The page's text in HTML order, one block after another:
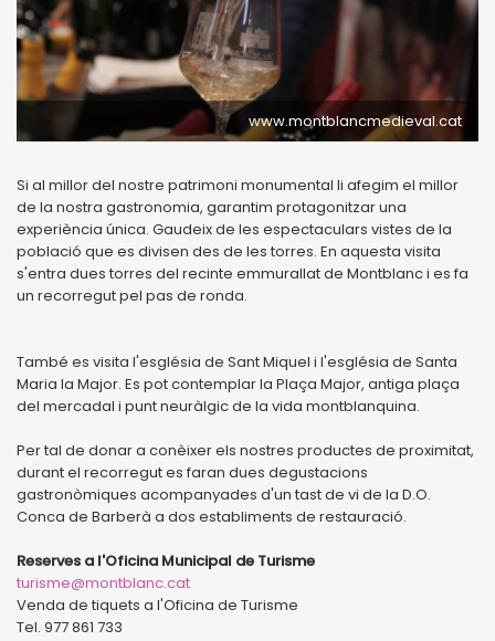
www.montblancmedieval.cat
Si al millor del nostre patrimoni monumental li afegim el millor
de la nostra gastronomia, garantim protagonitzar una
experiència única. Gaudeix de les espectaculars vistes de la
població que es divisen des de les torres. En aquesta visita
s'entra dues torres del recinte emmurallat de Montblanc i es fa
un recorregut pel pas de ronda.
També es visita l'església de Sant Miquel i l'església de Santa
Maria la Major. Es pot contemplar la Plaça Major, antiga plaça
del mercadal i punt neuràlgic de la vida montblanquina.
Per tal de donar a conèixer els nostres productes de proximitat,
durant el recorregut es faran dues degustacions
gastronòmiques acompanyades d'un tast de vi de la D.O.
Conca de Barberà a dos establiments de restauració.
Reserves a l'Oficina Municipal de Turisme
turisme@montblanc.cat
Venda de tiquets a l'Oficina de Turisme
Tel. 977 861 733